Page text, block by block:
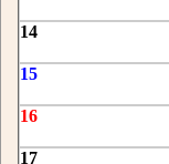
14
15
16
17